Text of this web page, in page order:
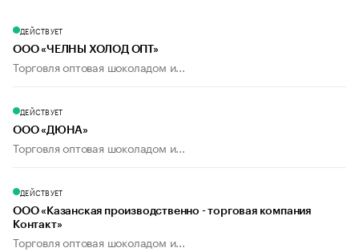
ДЕЙСТВУЕТ
ООО «ЧЕЛНЫ ХОЛОД ОПТ»
Торговля оптовая шоколадом и...
ДЕЙСТВУЕТ
ООО «ДЮНА»
Торговля оптовая шоколадом и...
ДЕЙСТВУЕТ
ООО «Казанская производственно - торговая компания
Контакт»
Торговля оптовая шоколадом и...